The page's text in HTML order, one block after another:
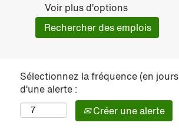
Voir plus d’options
Sélectionnez la fréquence (en
d’une alerte :
Créer une alerte